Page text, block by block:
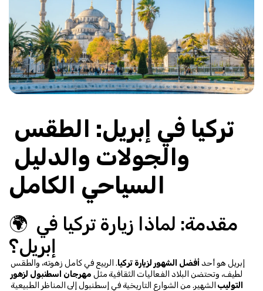
السياحي الكامل
🌍 مقدمة: لماذا زيارة تركيا في
إبريل؟
إبريل هو أحد أفضل الشهور لزيارة تركيا
لطيف، وتحتضن البلاد الفعاليات الثقافية مثل
التوليب